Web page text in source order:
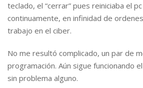
teclado, el “cerrar” pues reiniciaba el
continuamente, en infinidad de
trabajo en el ciber.
No me resultó complicado, un par de
programación. Aún sigue funcionando
sin problema alguno.